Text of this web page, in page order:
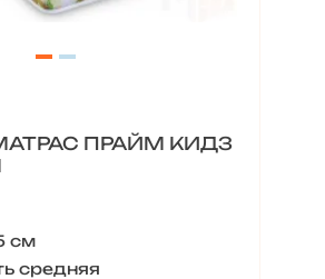
ПРАЙМ КИДЗ
см
средняя